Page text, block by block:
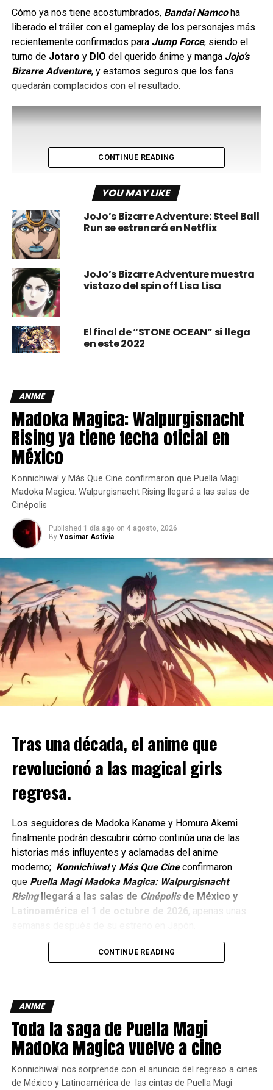
Cómo ya nos tiene acostumbrados, Bandai Namcoha
liberado el tráiler con el gameplay de los personajes más
recientemente confirmados para Jump Force, siendo el
turno de Jotaro y DIO del querido ánime y manga Jojo’s
Bizarre Adventure, y estamos seguros que los fans
quedarán complacidos con el resultado.
Jump Force
ambiciosos que se han hecho y lo podremos disfrutar el
próximo 15 de febrero en PlayStation 4, Xbox One y PC
comments
RELATED TOPICS:
BANDAI NAMCO ENTERTAIMENT
UP NEXT
Anno 1800 tendrá un Beta abierto en abril
DON'T MISS
¡El premio acumulado del campeonato
mundial de Rainbow Six Invitational supera el
millón de dólares!
CONTINUE READING
YOU MAY LIKE
JoJo’s Bizarre Adventure: Steel Ball
Run se estrenará en Netflix
JoJo’s Bizarre Adventure muestra
vistazo del spin off Lisa Lisa
El final de “STONE OCEAN” sí llega
en este 2022
ANIME
Madoka Magica: Walpurgisnacht
Rising ya tiene fecha oficial en
México
Konnichiwa! y Más Que Cine confirmaron que Puella Magi
Madoka Magica: Walpurgisnacht Rising llegará a las salas de
Cinépolis
Published 1 día ago on 4 agosto, 2026
By Yosimar Astivia
Tras una década, el anime que
revolucionó a las magical girls
regresa.
Los seguidores de Madoka Kaname y Homura Akemi
finalmente podrán descubrir cómo continúa una de las
historias más influyentes y aclamadas del anime
moderno; Konnichiwa!y Más Que Cineconfirmaron
que Puella Magi Madoka Magica: Walpurgisnacht
Rising llegará a las salas de Cinépolisde México y
Latinoamérica el 1 de octubre de 2026 , apenas unas
CONTINUE READING
ANIME
Toda la saga de Puella Magi
Madoka Magica vuelve a cine
Konnichiwa! nos sorprende con el anuncio del regreso a cines
de México y Latinoamérica de las cintas de Puella Magi